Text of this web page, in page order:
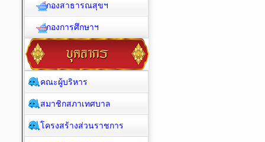
กองสาธารณสุขฯ
กองการศึกษาฯ
คณะผู้บริหาร
สมาชิกสภาเทศบาล
โครงสร้างส่วนราชการ